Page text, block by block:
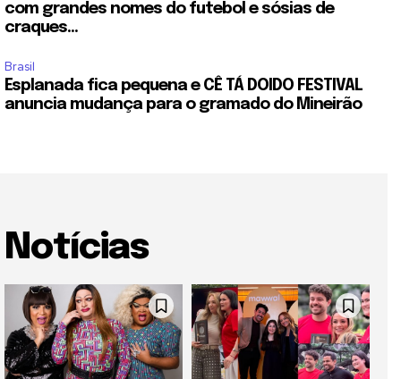
com grandes nomes do futebol e sósias de
craques...
Brasil
Esplanada fica pequena e CÊ TÁ DOIDO FESTIVAL
anuncia mudança para o gramado do Mineirão
Notícias